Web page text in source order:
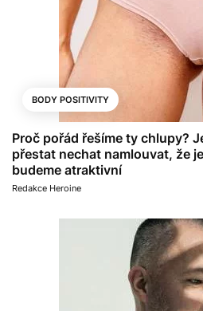
BODY POSITIVITY
Proč pořád řešíme ty chlupy?
přestat nechat namlouvat, že
budeme atraktivní
Redakce Heroine